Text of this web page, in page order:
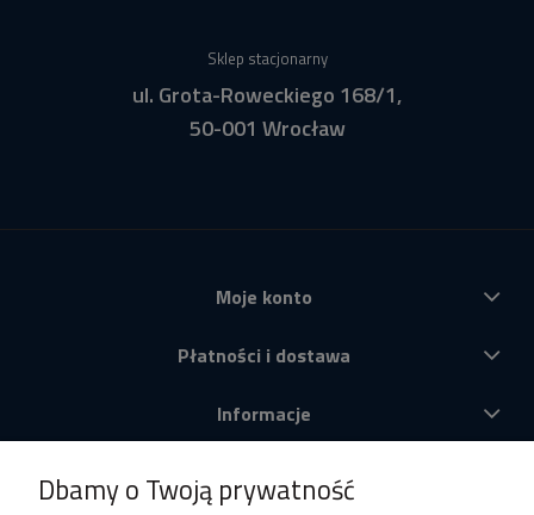
Sklep stacjonarny
ul. Grota-Roweckiego 168/1,
50-001 Wrocław
Moje konto
Płatności i dostawa
Informacje
Dbamy o Twoją prywatność